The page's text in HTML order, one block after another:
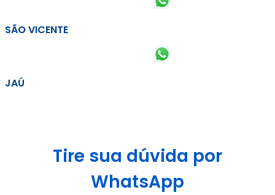
SÃO VICENTE
JAÚ
Tire sua dúvida por
WhatsApp